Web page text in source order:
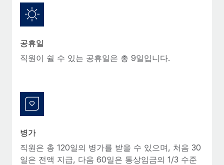
글로벌 인재 이동 및 전근
직원 해외 이전을 간편하게 처리
손쉬운 직원 복리후생 관리
세금
블로그 둘러보기
블로그
Remote Contractor Management Plus
Remote의 사명은 모든 규모의 기업이 전 세계 어디서든 업무에 가
입니다. 이를 위해 최근 몇 주 동안 새로운...
자세히 알아보기
공휴일
직원이 쉴 수 있는 공휴일은 총 9일입니다.
병가
직원은 총 120일의 병가를 받을 수 있으며, 처음 30
일은 전액 지급, 다음 60일은 통상임금의 1/3 수준